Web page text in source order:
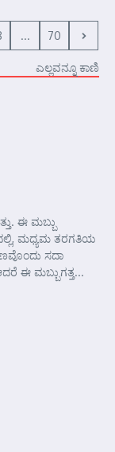
... 70
ಎಲ್ಲವನ್ನೂ ಕಾಣಿ
ಈ ಮಬ್ಬು
ಮಧ್ಯಮ ತರಗತಿಯ
ಸದಾ
ಈ ಮಬ್ಬುಗತ್ತ...